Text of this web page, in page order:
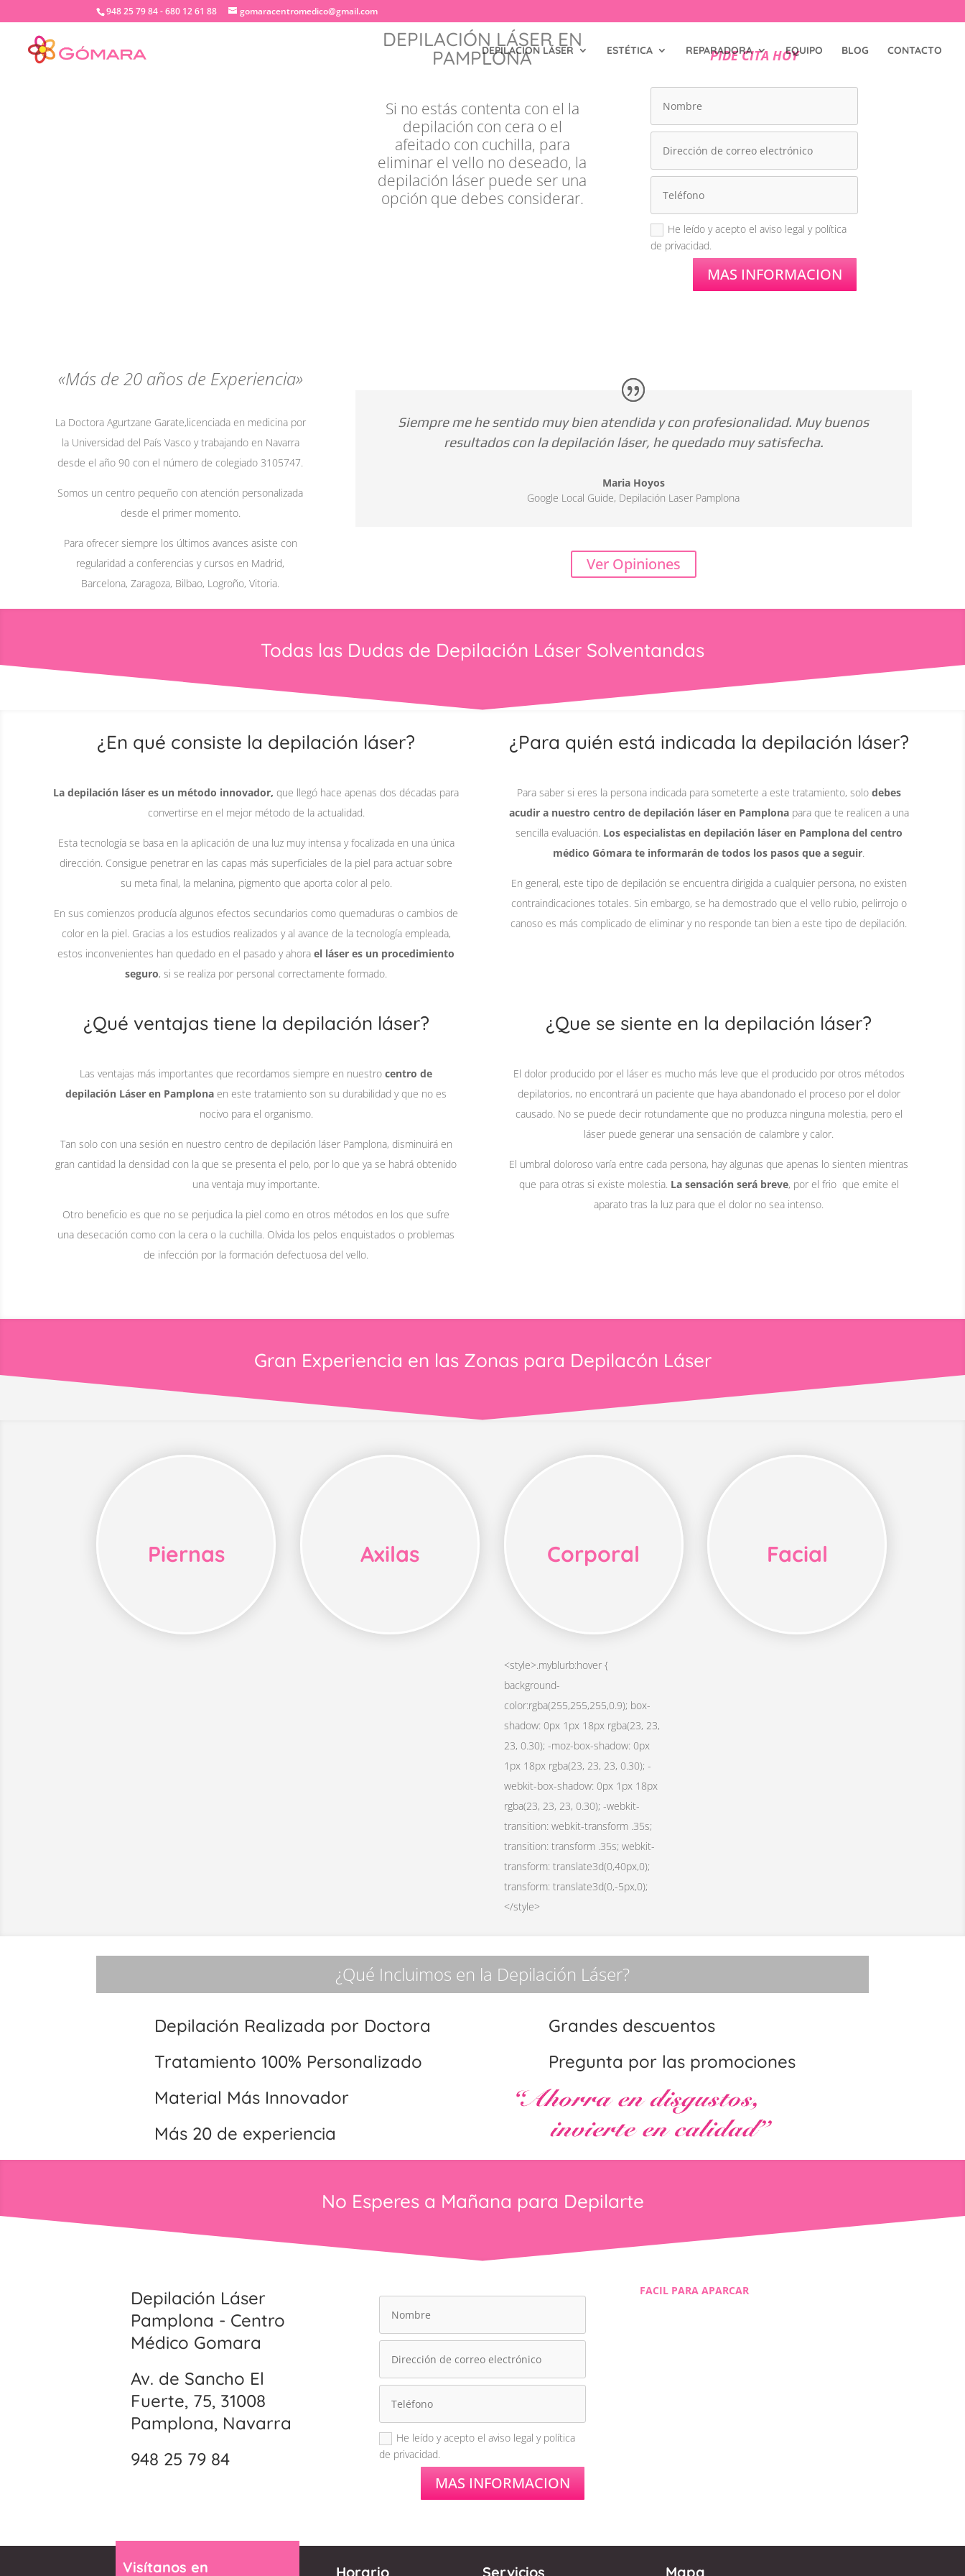
948 25 79 84 - 680 12 61 88 gomaracentromedico@gmail.com
DEPILACION LÁSER ESTÉTICA REPARADORA EQUIPO BLOG CONTACTO
DEPILACIÓN LÁSER EN
PAMPLONA
Si no estás contenta con el la
depilación con cera o el
afeitado con cuchilla, para
eliminar el vello no deseado, la
depilación láser puede ser una
opción que debes considerar.
PIDE CITA HOY
He leído y acepto el aviso legal y política
de privacidad.
MAS INFORMACION
«Más de 20 años de Experiencia»
La Doctora Agurtzane Garate,licenciada en medicina por
la Universidad del País Vasco y trabajando en Navarra
desde el año 90 con el número de colegiado 3105747.
Somos un centro pequeño con atención personalizada
desde el primer momento.
Para ofrecer siempre los últimos avances asiste con
regularidad a conferencias y cursos en Madrid,
Barcelona, Zaragoza, Bilbao, Logroño, Vitoria.
Siempre me he sentido muy bien atendida y con profesionalidad. Muy buenos
resultados con la depilación láser, he quedado muy satisfecha.
Maria Hoyos
Google Local Guide, Depilación Laser Pamplona
Ver Opiniones
Todas las Dudas de Depilación Láser Solventandas
¿En qué consiste la depilación láser?
La depilación láser es un método innovador, que llegó hace apenas dos décadas para
convertirse en el mejor método de la actualidad.
Esta tecnología se basa en la aplicación de una luz muy intensa y focalizada en una única
dirección. Consigue penetrar en las capas más superficiales de la piel para actuar sobre
su meta final, la melanina, pigmento que aporta color al pelo.
En sus comienzos producía algunos efectos secundarios como quemaduras o cambios de
color en la piel. Gracias a los estudios realizados y al avance de la tecnología empleada,
estos inconvenientes han quedado en el pasado y ahora el láser es un procedimiento
seguro, si se realiza por personal correctamente formado.
¿Para quién está indicada la depilación láser?
Para saber si eres la persona indicada para someterte a este tratamiento, solo debes
acudir a nuestro centro de depilación láser en Pamplonapara que te realicen a una
sencilla evaluación. Los especialistas en depilación láser en Pamplona del centro
médico Gómara te informarán de todos los pasos que a seguir.
En general, este tipo de depilación se encuentra dirigida a cualquier persona, no existen
contraindicaciones totales. Sin embargo, se ha demostrado que el vello rubio, pelirrojo o
canoso es más complicado de eliminar y no responde tan bien a este tipo de depilación.
¿Qué ventajas tiene la depilación láser?
Las ventajas más importantes que recordamos siempre en nuestro centro de
depilación Láser en Pamplona en este tratamiento son su durabilidad y que no es
nocivo para el organismo.
Tan solo con una sesión en nuestro centro de depilación láser Pamplona, disminuirá en
gran cantidad la densidad con la que se presenta el pelo, por lo que ya se habrá obtenido
una ventaja muy importante.
Otro beneficio es que no se perjudica la piel como en otros métodos en los que sufre
una desecación como con la cera o la cuchilla. Olvida los pelos enquistados o problemas
de infección por la formación defectuosa del vello.
¿Que se siente en la depilación láser?
El dolor producido por el láser es mucho más leve que el producido por otros métodos
depilatorios, no encontrará un paciente que haya abandonado el proceso por el dolor
causado. No se puede decir rotundamente que no produzca ninguna molestia, pero el
láser puede generar una sensación de calambre y calor.
El umbral doloroso varía entre cada persona, hay algunas que apenas lo sienten mientras
que para otras si existe molestia. La sensación será breve, por el frio que emite el
aparato tras la luz para que el dolor no sea intenso.
Gran Experiencia en las Zonas para Depilacón Láser
Piernas Axilas Corporal
<style>.myblurb:hover {
background-
color:rgba(255,255,255,0.9); box-
shadow: 0px 1px 18px rgba(23, 23,
23, 0.30); -moz-box-shadow: 0px
1px 18px rgba(23, 23, 23, 0.30); -
webkit-box-shadow: 0px 1px 18px
rgba(23, 23, 23, 0.30); -webkit-
transition: webkit-transform .35s;
transition: transform .35s; webkit-
transform: translate3d(0,40px,0);
transform: translate3d(0,-5px,0);
</style>
Facial
¿Qué Incluimos en la Depilación Láser?
Depilación Realizada por Doctora
Tratamiento 100% Personalizado
Material Más Innovador
Más 20 de experiencia
Grandes descuentos
Pregunta por las promociones
No Esperes a Mañana para Depilarte
Depilación Láser
Pamplona - Centro
Médico Gomara
Av. de Sancho El
Fuerte, 75, 31008
Pamplona, Navarra
948 25 79 84
He leído y acepto el aviso legal y política
de privacidad.
MAS INFORMACION
FACIL PARA APARCAR
Visítanos en Horario Servicios Mapa